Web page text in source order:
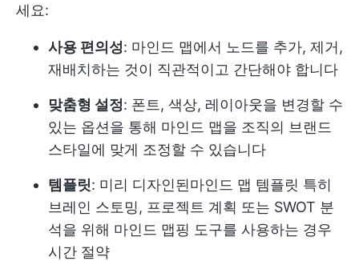
세요:
사용 편의성: 마인드 맵에서 노드를 추가, 제거,
재배치하는 것이 직관적이고 간단해야 합니다
맞춤형 설정: 폰트, 색상, 레이아웃을 변경할 수
있는 옵션을 통해 마인드 맵을 조직의 브랜드
스타일에 맞게 조정할 수 있습니다
템플릿: 미리 디자인된마인드 맵 템플릿 특히
브레인 스토밍, 프로젝트 계획 또는 SWOT 분
석을 위해 마인드 맵핑 도구를 사용하는 경우
시간 절약